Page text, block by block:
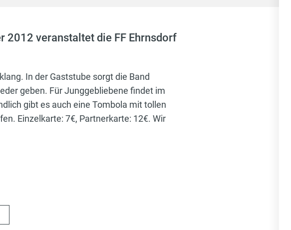
2012 veranstaltet die FF Ehrnsdorf
In der Gaststube sorgt die Band
geben. Für Junggebliebene findet im
gibt es auch eine Tombola mit tollen
Einzelkarte: 7€, Partnerkarte: 12€. Wir